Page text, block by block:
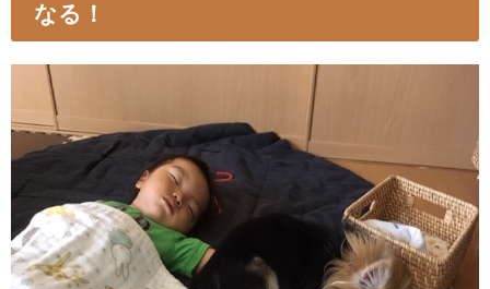
なる！